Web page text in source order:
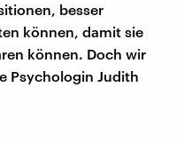
besser
können, damit sie
können. Doch wir
Psychologin Judith